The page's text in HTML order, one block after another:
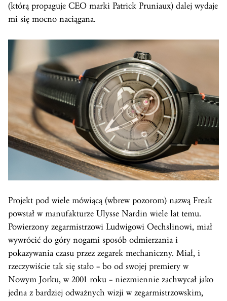
(którą propaguje CEO marki Patrick Pruniaux) dalej wydaje
mi się mocno naciągana.
Projekt pod wiele mówiącą (wbrew pozorom) nazwą Freak
powstał w manufakturze Ulysse Nardin wiele lat temu.
Powierzony zegarmistrzowi Ludwigowi Oechslinowi, miał
wywrócić do góry nogami sposób odmierzania i
pokazywania czasu przez zegarek mechaniczny. Miał, i
rzeczywiście tak się stało – bo od swojej premiery w
Nowym Jorku, w 2001 roku – niezmiennie zachwycał jako
jedna z bardziej odważnych wizji w zegarmistrzowskim,